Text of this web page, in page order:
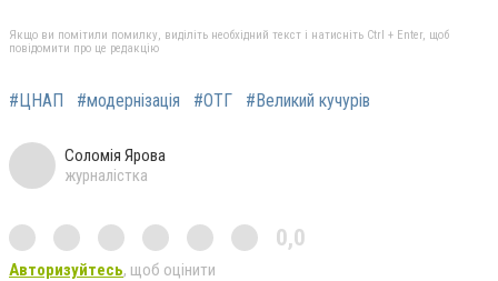
Якщо ви помітили помилку, виділіть необхідний текст і натисніть Ctrl + Enter, щоб
повідомити про це редакцію
#ЦНАП #модернізація #ОТГ #Великий кучурів
Соломія Ярова
журналістка
0,0
Авторизуйтесь, щоб оцінити